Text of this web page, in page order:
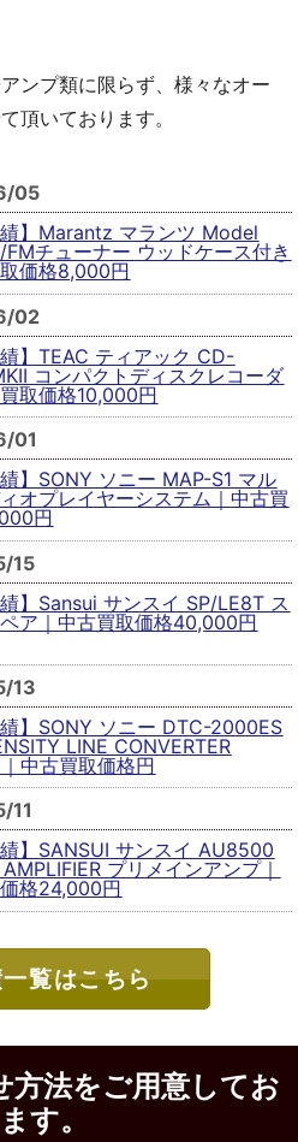
ンプ類に限らず、様々なオー
頂いております。
05
績】Marantz マランツ Model
FMチューナー ウッドケース付き
取価格8,000円
02
績】TEAC ティアック CD-
コンパクトディスクレコーダ
取価格10,000円
01
績】SONY ソニー MAP-S1 マル
オプレイヤーシステム｜中古買
円
15
績】Sansui サンスイ SP/LE8T ス
ア｜中古買取価格40,000円
13
績】SONY ソニー DTC-2000ES
LINE CONVERTER
中古買取価格円
11
績】SANSUI サンスイ AU8500
プリメインアンプ｜
格24,000円
覧はこちら
方法をご用意してお
す。